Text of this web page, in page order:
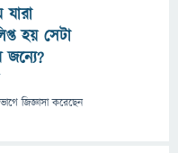
হয় সেটা
জন্যে?
জিজ্ঞাসাকরেছেন